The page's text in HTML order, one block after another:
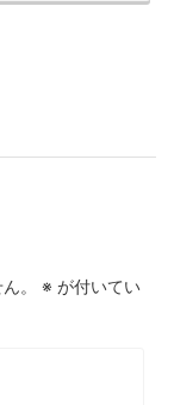
。 ※ が付いてい